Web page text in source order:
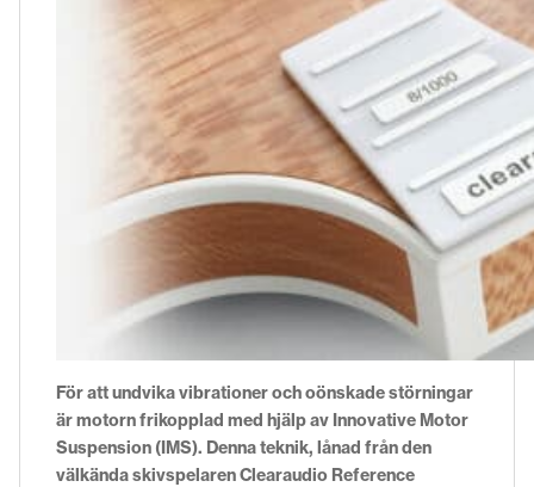
För att undvika vibrationer och oönskade störningar
är motorn frikopplad med hjälp av Innovative Motor
Suspension (IMS). Denna teknik, lånad från den
välkända skivspelaren Clearaudio Reference